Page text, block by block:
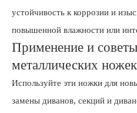
устойчивость к коррозии и
повышенной влажности или
Применение и
металлических
Используйте эти ножки для
замены диванов, секций и